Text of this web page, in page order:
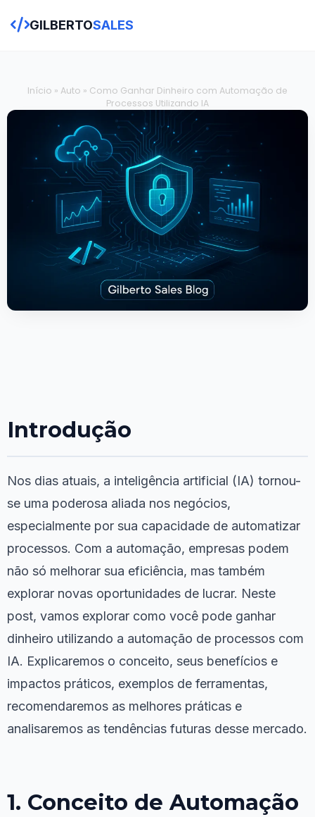
GILBERTOSALES
Início » Auto » Como Ganhar Dinheiro com Automação de
Processos Utilizando IA
Introdução
Nos dias atuais, a inteligência artificial (IA) tornou-
se uma poderosa aliada nos negócios,
especialmente por sua capacidade de automatizar
processos. Com a automação, empresas podem
não só melhorar sua eficiência, mas também
explorar novas oportunidades de lucrar. Neste
post, vamos explorar como você pode ganhar
dinheiro utilizando a automação de processos com
IA. Explicaremos o conceito, seus benefícios e
impactos práticos, exemplos de ferramentas,
recomendaremos as melhores práticas e
analisaremos as tendências futuras desse mercado.
1. Conceito de Automação